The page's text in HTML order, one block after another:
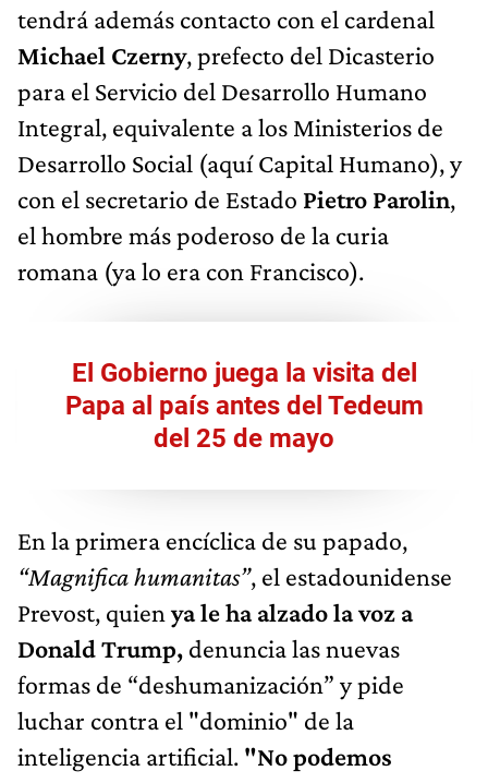
tendrá además contacto con el cardenal
Michael Czerny, prefecto del Dicasterio
para el Servicio del Desarrollo Humano
Integral, equivalente a los Ministerios de
Desarrollo Social (aquí Capital Humano), y
con el secretario de Estado Pietro Parolin,
el hombre más poderoso de la curia
romana (ya lo era con Francisco).
El Gobierno juega la visita del
Papa al país antes del Tedeum
del 25 de mayo
En la primera encíclica de su papado,
“Magnifica humanitas”, el estadounidense
Prevost, quien ya le ha alzado la voz a
Donald Trump, denuncia las nuevas
formas de “deshumanización” y pide
luchar contra el "dominio" de la
inteligencia artificial. "No podemos